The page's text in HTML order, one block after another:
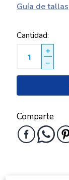
Guía de tallas
Cantidad
＋
－
Comparte